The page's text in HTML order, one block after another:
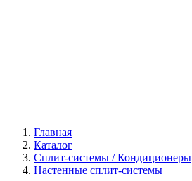
Главная
Каталог
Сплит-системы / Кондиционеры
Настенные сплит-системы